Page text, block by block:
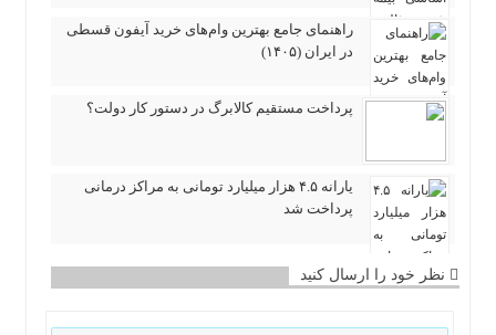
راهنمای جامع بهترین وام‌های خرید آیفون قسطی
در ایران (۱۴۰۵)
پرداخت مستقیم کالابرگ در دستور کار دولت؟
یارانه ۴.۵ هزار میلیارد تومانی به مراکز درمانی
پرداخت شد
نظر خود را ارسال کنید